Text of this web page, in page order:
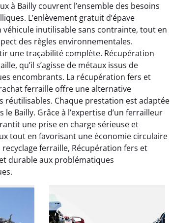
à Bailly couvrent l’ensemble des besoins
L’enlèvement gratuit d’épave
inutilisable sans contrainte, tout en
des règles environnementales.
une traçabilité complète. Récupération
qu’il s’agisse de métaux issus de
encombrants. La récupération fers et
ferraille offre une alternative
Chaque prestation est adaptée
Bailly. Grâce à l’expertise d’un ferrailleur
une prise en charge sérieuse et
tout en favorisant une économie circulaire
ferraille, Récupération fers et
durable aux problématiques
a
et
Aurélie Bonnet
21 juin 2024
Le service de terrassement
jardin à Var était
exceptionnel. L'équipe a
travaillé de manière efficace
et professionnelle, laissant
notre jardin impeccable et
prêt pour notre nouveau